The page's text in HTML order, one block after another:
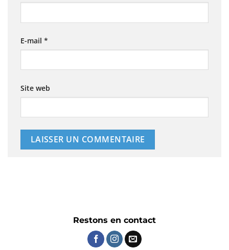
E-mail *
Site web
Restons en contact